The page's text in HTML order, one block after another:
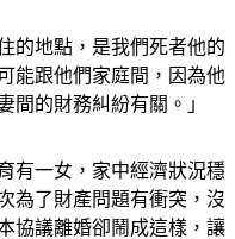
的地點，是我們死者他的
能跟他們家庭間，因為他
有一女，家中經濟狀況穩
為了財產問題有衝突，沒